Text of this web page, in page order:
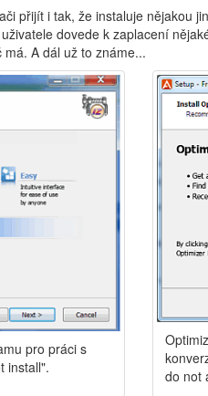
přijít i tak, že instaluje nějakou
dovede k zaplacení
A dál už to známe...
pro práci s
install".
do not